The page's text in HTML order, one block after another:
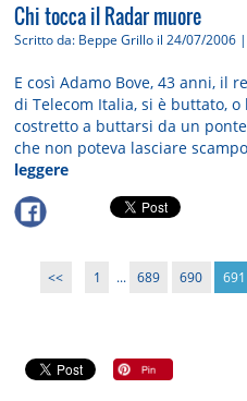
Chi tocca il Radar muore
Scritto da: Beppe Grillo il 24/07/2006 |
E così Adamo Bove, 43 anni, il
di Telecom Italia, si è buttato,
costretto a buttarsi da un
che non poteva lasciare
leggere
<< 1 ... 689 690 691